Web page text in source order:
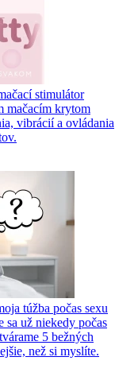
stimulátor
mačacím krytom
vibrácií a ovládania
túžba počas sexu
sa už niekedy počas
5 bežných
než si myslíte.